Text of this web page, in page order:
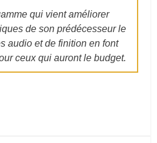
qui vient améliorer
de son prédécesseur le
audio et de finition en font
ceux qui auront le budget.